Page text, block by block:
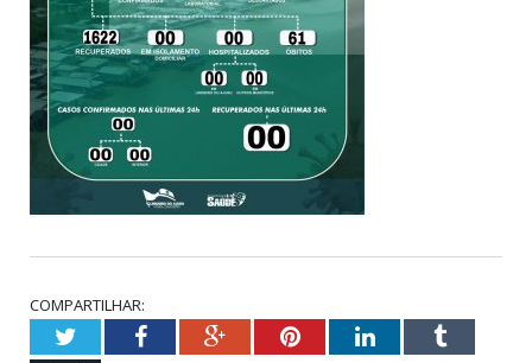
COMPARTILHAR:
TwitterFacebookGoogle+PinterestLinkedInTumblr